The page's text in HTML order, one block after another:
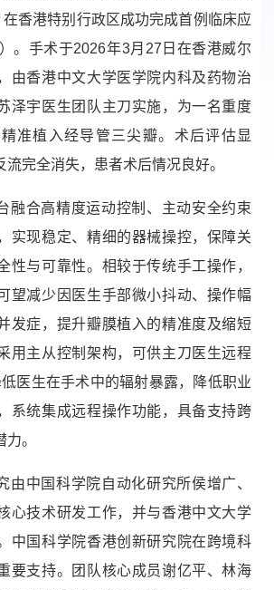
在香港特别行政区成功完成首例临床应
。手术于2026年3月27日在香港威尔
由香港中文大学医学院内科及药物治
泽宇医生团队主刀实施，为一名重度
准植入经导管三尖瓣。术后评估显
流完全消失，患者术后情况良好。
融合高精度运动控制、主动安全约束
实现稳定、精细的器械操控，保障关
性与可靠性。相较于传统手工操作，
望减少因医生手部微小抖动、操作幅
发症，提升瓣膜植入的精准度及缩短
用主从控制架构，可供主刀医生远程
医生在手术中的辐射暴露，降低职业
系统集成远程操作功能，具备支持跨
。
由中国科学院自动化研究所侯增广、
心技术研发工作，并与香港中文大学
中国科学院香港创新研究院在跨境科
要支持。团队核心成员谢亿平、林海